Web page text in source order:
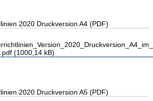
2020 Druckversion A4 (PDF)
(1000,14 kB)
2020 Druckversion A5 (PDF)